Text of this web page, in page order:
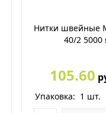
Нитки швейные
40/2 5000
105.60
Упаковка: 1 шт.